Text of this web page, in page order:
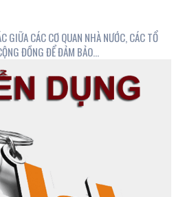
thực hiện
đảm bảo
nữ...
GIỮA CÁC CƠ QUAN NHÀ NƯỚC, CÁC TỔ
ĐỒNG ĐỂ ĐẢM BẢO...